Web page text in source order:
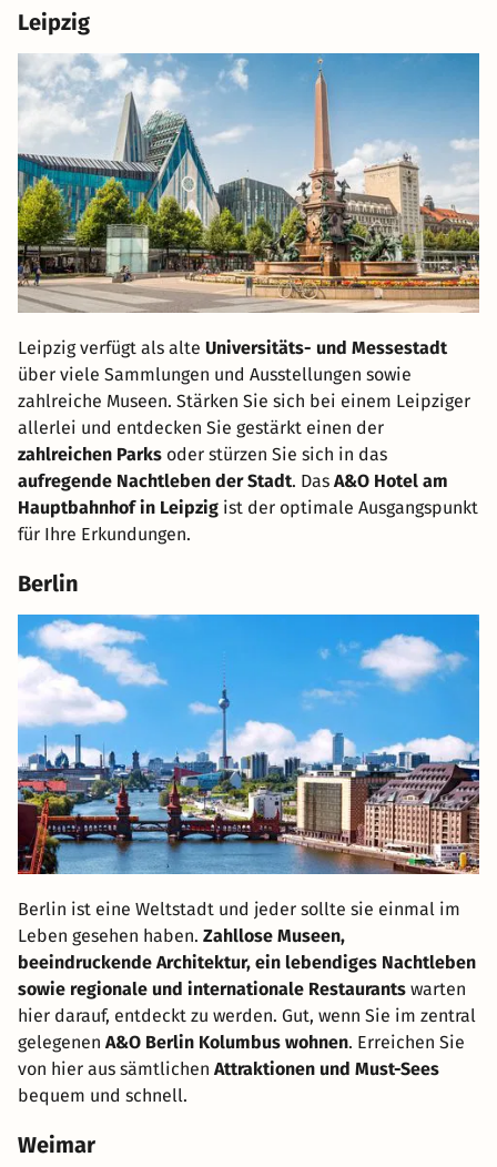
Leipzig
Leipzig verfügt als alte Universitäts- und Messestadt
über viele Sammlungen und Ausstellungen sowie
zahlreiche Museen. Stärken Sie sich bei einem Leipziger
allerlei und entdecken Sie gestärkt einen der
zahlreichen Parks oder stürzen Sie sich in das
aufregende Nachtleben der Stadt. Das A&O Hotel am
Hauptbahnhof in Leipzig ist der optimale Ausgangspunkt
für Ihre Erkundungen.
Berlin
Berlin ist eine Weltstadt und jeder sollte sie einmal im
Leben gesehen haben. Zahllose Museen,
beeindruckende Architektur, ein lebendiges Nachtleben
sowie regionale und internationale Restaurants warten
hier darauf, entdeckt zu werden. Gut, wenn Sie im zentral
gelegenen A&O Berlin Kolumbus wohnen. Erreichen Sie
von hier aus sämtlichen Attraktionen und Must-Sees
bequem und schnell.
Weimar